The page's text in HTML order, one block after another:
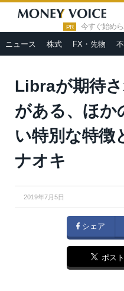
PR 今すぐ始め
ニュース 株式 FX・先物
HOME » ビジネス・ライフ
ある、ほかの暗号通貨にない
Libraが期待
がある、ほか
い特別な特徴
ナオキ
2019年7月5日
シェア
ポスト